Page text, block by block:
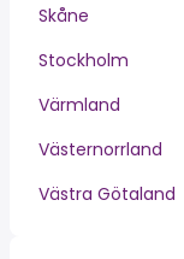
Skåne
Stockholm
Värmland
Västernorrland
Västra Götaland